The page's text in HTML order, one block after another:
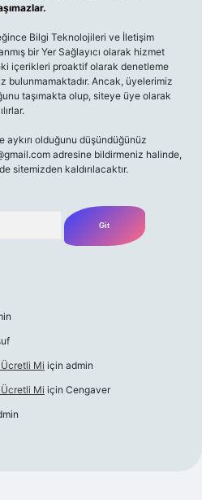
Bilgi Teknolojileri ve İletişim
bir Yer Sağlayıcı olarak hizmet
içerikleri proaktif olarak denetleme
bulunmamaktadır. Ancak, üyelerimiz
taşımakta olup, siteye üye olarak
olduğunu düşündüğünüz
adresine bildirmeniz halinde,
sitemizden kaldırılacaktır.
Ücretli Mi için admin
Ücretli Mi için Cengaver